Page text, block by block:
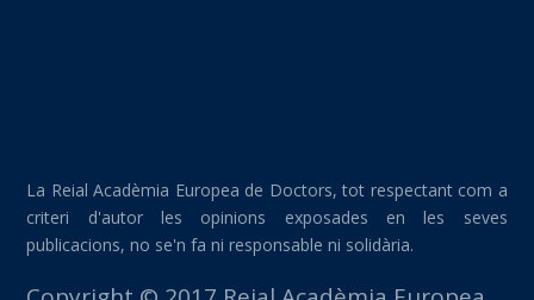
La Reial Acadèmia Europea de Doctors, tot respectant com a
criteri d'autor les opinions exposades en les seves
publicacions, no se'n fa ni responsable ni solidària.